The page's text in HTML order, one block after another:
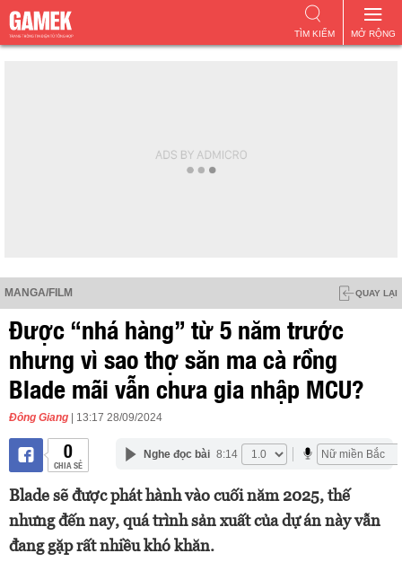
MỞ RỘNG
TÌM KIẾM
MANGA/FILM QUAY LẠI
Được “nhá hàng” từ 5 năm trước
nhưng vì sao thợ săn ma cà rồng
Blade mãi vẫn chưa gia nhập MCU?
Đông Giang | 13:17 28/09/2024
0
CHIA SẺ
Nghe đọc bài 8:14
Blade sẽ được phát hành vào cuối năm 2025, thế
nhưng đến nay, quá trình sản xuất của dự án này vẫn
đang gặp rất nhiều khó khăn.